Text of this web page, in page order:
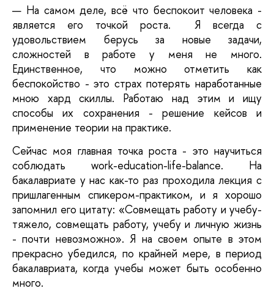
— На самом деле, всё что беспокоит человека -
является его точкой роста.
Я всегда с
удовольствием берусь за новые задачи,
сложностей в работе у меня не много.
Единственное, что можно отметить как
беспокойство - это страх потерять наработанные
мною хард скиллы. Работаю над этим и ищу
способы их сохранения - решение кейсов и
применение теории на практике.
Сейчас моя главная точка роста - это научиться
соблюдать work-education-life-balance. На
бакалавриате у нас как-то раз проходила лекция с
пришлагенным спикером-практиком, и я хорошо
запомнил его цитату: «Совмещать работу и учебу-
тяжело, совмещать работу, учебу и личную жизнь
- почти невозможно». Я на своем опыте в этом
прекрасно убедился, по крайней мере, в период
бакалавриата, когда учебы может быть особенно
много.